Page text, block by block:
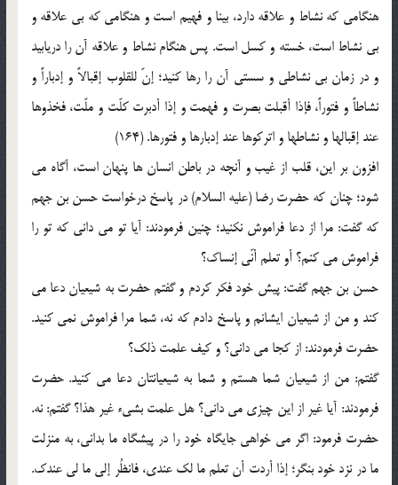
هنگامي که نشاط و علاقه دارد، بينا و فهيم است و هنگامي که بي علاقه و
بي نشاط است، خسته و کسل است. پس هنگام نشاط و علاقه آن را دريابيد
و در زمان بي نشاطي و سستي آن را رها کنيد؛ إنّ للقلوب إقبالاً و إدباراً و
نشاطاً و فتوراً، فإذا أقبلت بصرت و فهمت و إذا أدبرت کلّت و ملّت، فخذوها
عند إقبالها و نشاطها و اترکوها عند إدبارها و فتورها. (164)
افزون بر اين، قلب از غيب و آنچه در باطن انسان ها پنهان است، آگاه مي
شود؛ چنان که حضرت رضا (عليه السلام) در پاسخ درخواست حسن بن جهم
که گفت: مرا از دعا فراموش نکنيد؛ چنين فرمودند: آيا تو مي داني که تو را
فراموش مي کنم؟ أو تعلم أنّي إنساک؟
حسن بن جهم گفت: پيش خود فکر کردم و گفتم حضرت به شيعيان دعا مي
کند و من از شيعيان ايشانم و پاسخ دادم که نه، شما مرا فراموش نمي کنيد.
حضرت فرمودند: از کجا مي داني؟ و کيف علمت ذلک؟
گفتم: من از شيعيان شما هستم و شما به شيعيانتان دعا مي کنيد. حضرت
فرمودند: آيا غير از اين چيزي مي داني؟ هل علمت بشيء غير هذا؟ گفتم: نه.
حضرت فرمود: اگر مي خواهي جايگاه خود را در پيشگاه ما بداني، به منزلت
ما در نزد خود بنگر؛ إذا أردت أن تعلم ما لک عندي، فانظُر إلي ما لي عندک.